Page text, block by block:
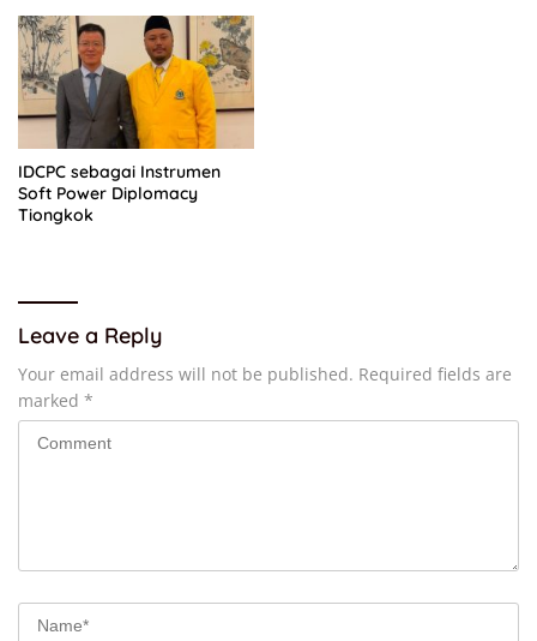
IDCPC sebagai Instrumen
Soft Power Diplomacy
Tiongkok
Leave a Reply
Your email address will not be published. Required fields are
marked *